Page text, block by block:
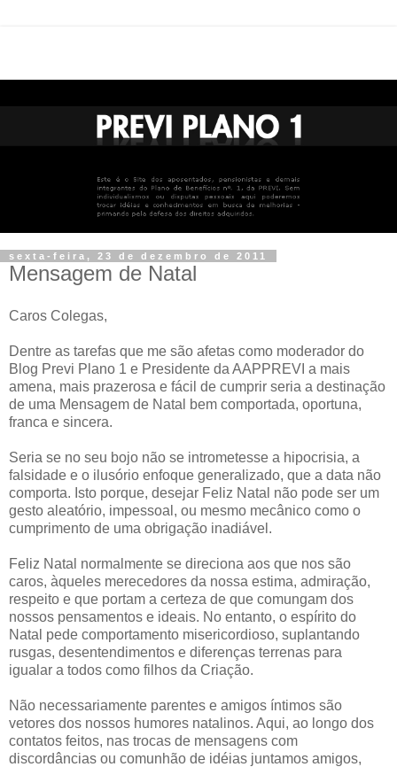
sexta-feira, 23 de dezembro de 2011
Mensagem de Natal
Caros Colegas,
Dentre as tarefas que me são afetas como moderador do
Blog Previ Plano 1 e Presidente da AAPPREVI a mais
amena, mais prazerosa e fácil de cumprir seria a destinação
de uma Mensagem de Natal bem comportada, oportuna,
franca e sincera.
Seria se no seu bojo não se intrometesse a hipocrisia, a
falsidade e o ilusório enfoque generalizado, que a data não
comporta. Isto porque, desejar Feliz Natal não pode ser um
gesto aleatório, impessoal, ou mesmo mecânico como o
cumprimento de uma obrigação inadiável.
Feliz Natal normalmente se direciona aos que nos são
caros, àqueles merecedores da nossa estima, admiração,
respeito e que portam a certeza de que comungam dos
nossos pensamentos e ideais. No entanto, o espírito do
Natal pede comportamento misericordioso, suplantando
rusgas, desentendimentos e diferenças terrenas para
igualar a todos como filhos da Criação.
Não necessariamente parentes e amigos íntimos são
vetores dos nossos humores natalinos. Aqui, ao longo dos
contatos feitos, nas trocas de mensagens com
discordâncias ou comunhão de idéias juntamos amigos,